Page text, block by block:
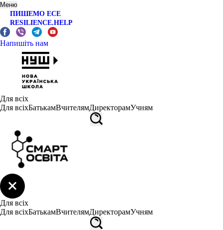
Меню
ПИШЕМО ЕСЕ
RESILIENCE.HELP
Напишіть нам
Для всіх
Для всіхБатькамВчителямДиректорамУчням
Для всіх
Для всіхБатькамВчителямДиректорамУчням